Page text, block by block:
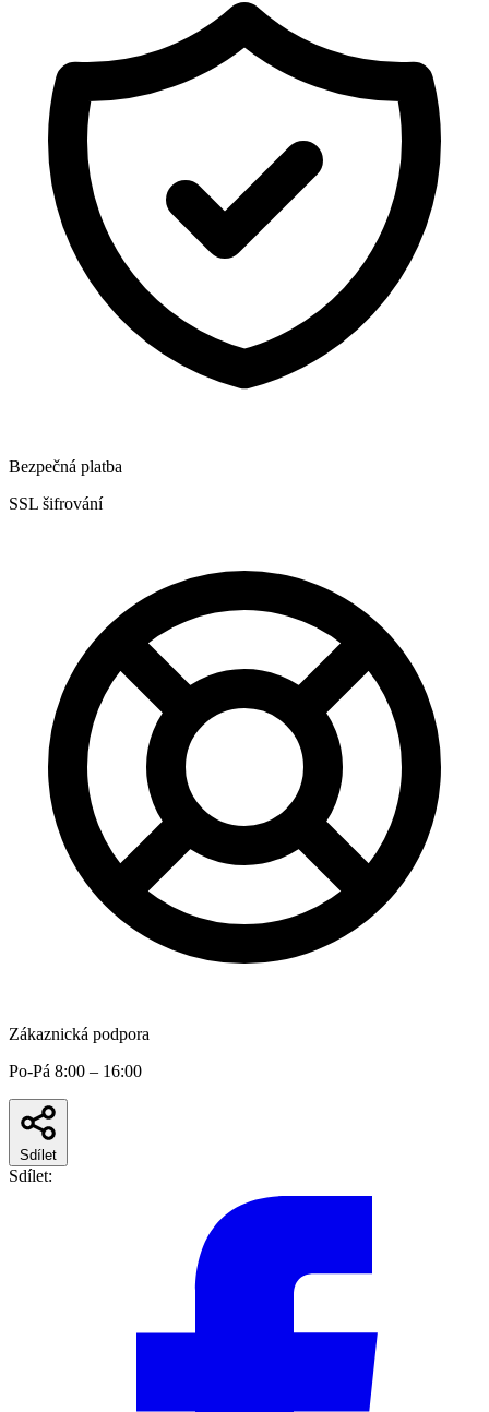
Bezpečná platba
SSL šifrování
Zákaznická podpora
Po-Pá 8:00 – 16:00
Sdílet
Sdílet: